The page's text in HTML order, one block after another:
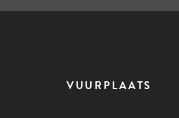
VUURPLAATS